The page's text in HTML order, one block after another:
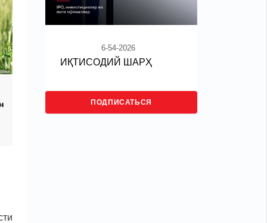
6-54-2026
ИҚТИСОДИЙ ШАРҲ
ПОДПИСАТЬСЯ